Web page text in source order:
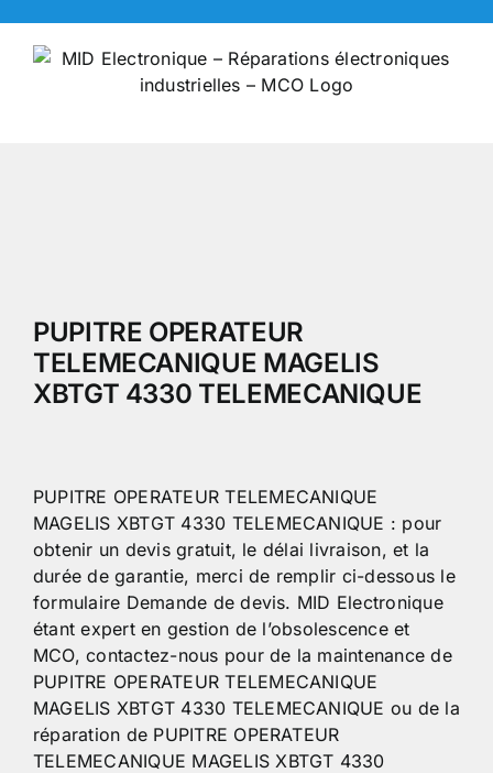
content
PUPITRE OPERATEUR
TELEMECANIQUE MAGELIS
XBTGT 4330 TELEMECANIQUE
PUPITRE OPERATEUR TELEMECANIQUE
MAGELIS XBTGT 4330 TELEMECANIQUE : pour
obtenir un devis gratuit, le délai livraison, et la
durée de garantie, merci de remplir ci-dessous le
formulaire Demande de devis. MID Electronique
étant expert en gestion de l’obsolescence et
MCO, contactez-nous pour de la maintenance de
PUPITRE OPERATEUR TELEMECANIQUE
MAGELIS XBTGT 4330 TELEMECANIQUE ou de la
réparation de PUPITRE OPERATEUR
TELEMECANIQUE MAGELIS XBTGT 4330